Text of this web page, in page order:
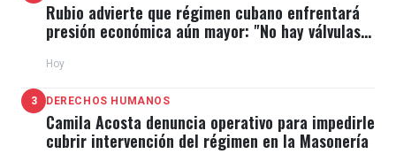
Rubio advierte que régimen cubano enfrentará
presión económica aún mayor: "No hay válvulas
Hoy
3 DERECHOS HUMANOS
Camila Acosta denuncia operativo para impedirle
cubrir intervención del régimen en la Masonería